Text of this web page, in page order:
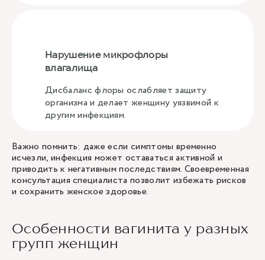
Нарушение микрофлоры
влагалища
Дисбаланс флоры ослабляет защиту
организма и делает женщину уязвимой к
другим инфекциям.
Важно помнить: даже если симптомы временно
исчезли, инфекция может оставаться активной и
приводить к негативным последствиям. Своевременная
консультация специалиста позволит избежать рисков
и сохранить женское здоровье.
Особенности вагинита у разных
групп женщин